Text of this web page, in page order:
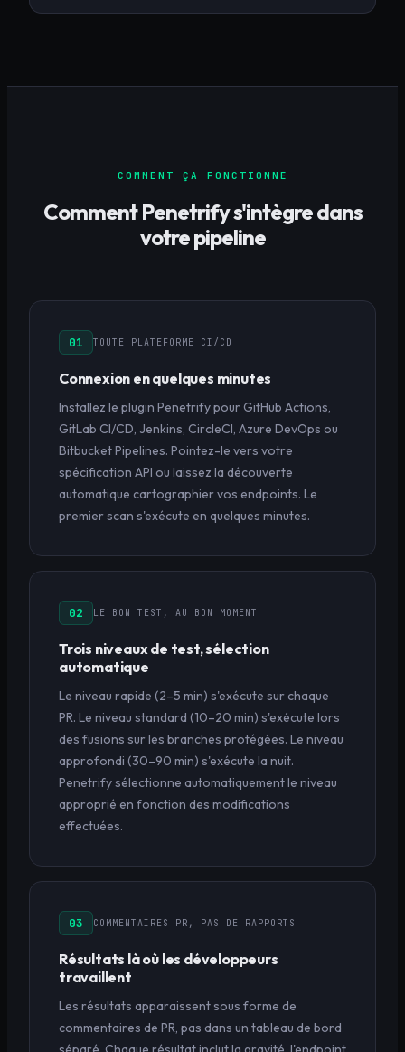
COMMENT ÇA FONCTIONNE
Comment Penetrify s'intègre dans
votre pipeline
01 TOUTE PLATEFORME CI/CD
Connexion en quelques minutes
Installez le plugin Penetrify pour GitHub Actions,
GitLab CI/CD, Jenkins, CircleCI, Azure DevOps ou
Bitbucket Pipelines. Pointez-le vers votre
spécification API ou laissez la découverte
automatique cartographier vos endpoints. Le
premier scan s'exécute en quelques minutes.
02 LE BON TEST, AU BON MOMENT
Trois niveaux de test, sélection
automatique
Le niveau rapide (2–5 min) s'exécute sur chaque
PR. Le niveau standard (10–20 min) s'exécute lors
des fusions sur les branches protégées. Le niveau
approfondi (30–90 min) s'exécute la nuit.
Penetrify sélectionne automatiquement le niveau
approprié en fonction des modifications
effectuées.
03 COMMENTAIRES PR, PAS DE RAPPORTS
Résultats là où les développeurs
travaillent
Les résultats apparaissent sous forme de
commentaires de PR, pas dans un tableau de bord